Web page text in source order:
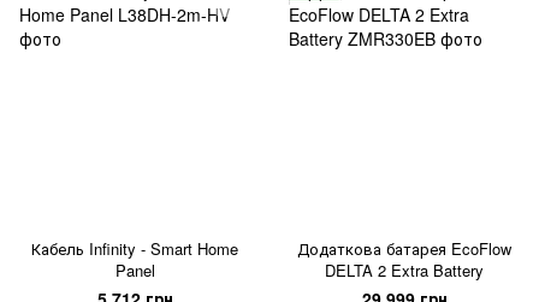
Кабель Infinity - Smart Home
Panel
Додаткова батарея EcoFlow
DELTA 2 Extra Battery